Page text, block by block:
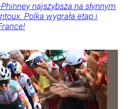
najszybsza na słynnym
Polka wygrała etap i